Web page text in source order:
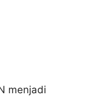
menjadi